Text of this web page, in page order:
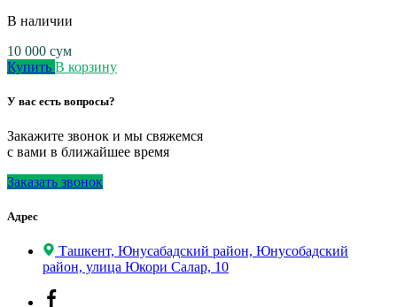
В наличии
10 000 сум
Купить В корзину
У вас есть вопросы?
Закажите звонок и мы свяжемся
с вами в ближайшее время
Заказать звонок
Адрес
Ташкент, Юнусабадский район, Юнусобадский
район, улица Юкори Салар, 10